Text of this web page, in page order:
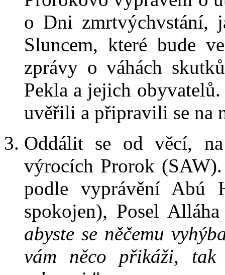
o Dni zmrtvýchvstání,
Sluncem, které bude
zprávy o váhách
Pekla a jejich
uvěřili a připravili se na
Oddálit se od věcí,
výrocích Prorok
podle vyprávění
spokojen), Posel
abyste se něčemu
vám něco přikáži,